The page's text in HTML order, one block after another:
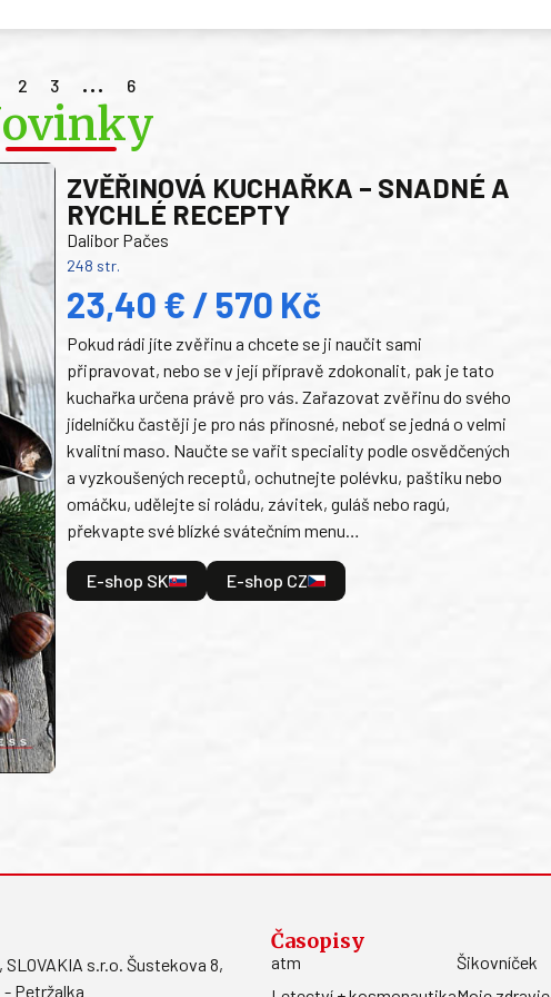
2 3 … 6
ZVĚŘINOVÁ KUCHAŘKA – SNADNÉ A
RYCHLÉ RECEPTY
Dalibor Pačes
248 str.
23,40 € / 570 Kč
Pokud rádi jíte zvěřinu a chcete se ji naučit sami
připravovat, nebo se v její přípravě zdokonalit, pak je tato
kuchařka určena právě pro vás. Zařazovat zvěřinu do svého
jídelníčku častěji je pro nás přínosné, neboť se jedná o velmi
kvalitní maso. Naučte se vařit speciality podle osvědčených
a vyzkoušených receptů, ochutnejte polévku, paštiku nebo
omáčku, udělejte si roládu, závitek, guláš nebo ragú,
překvapte své blízké svátečním menu…
E-shop SK E-shop CZ
SLOVAKIA s.r.o. Šustekova 8,
- Petržalka
Časopisy
atm
Šikovníček